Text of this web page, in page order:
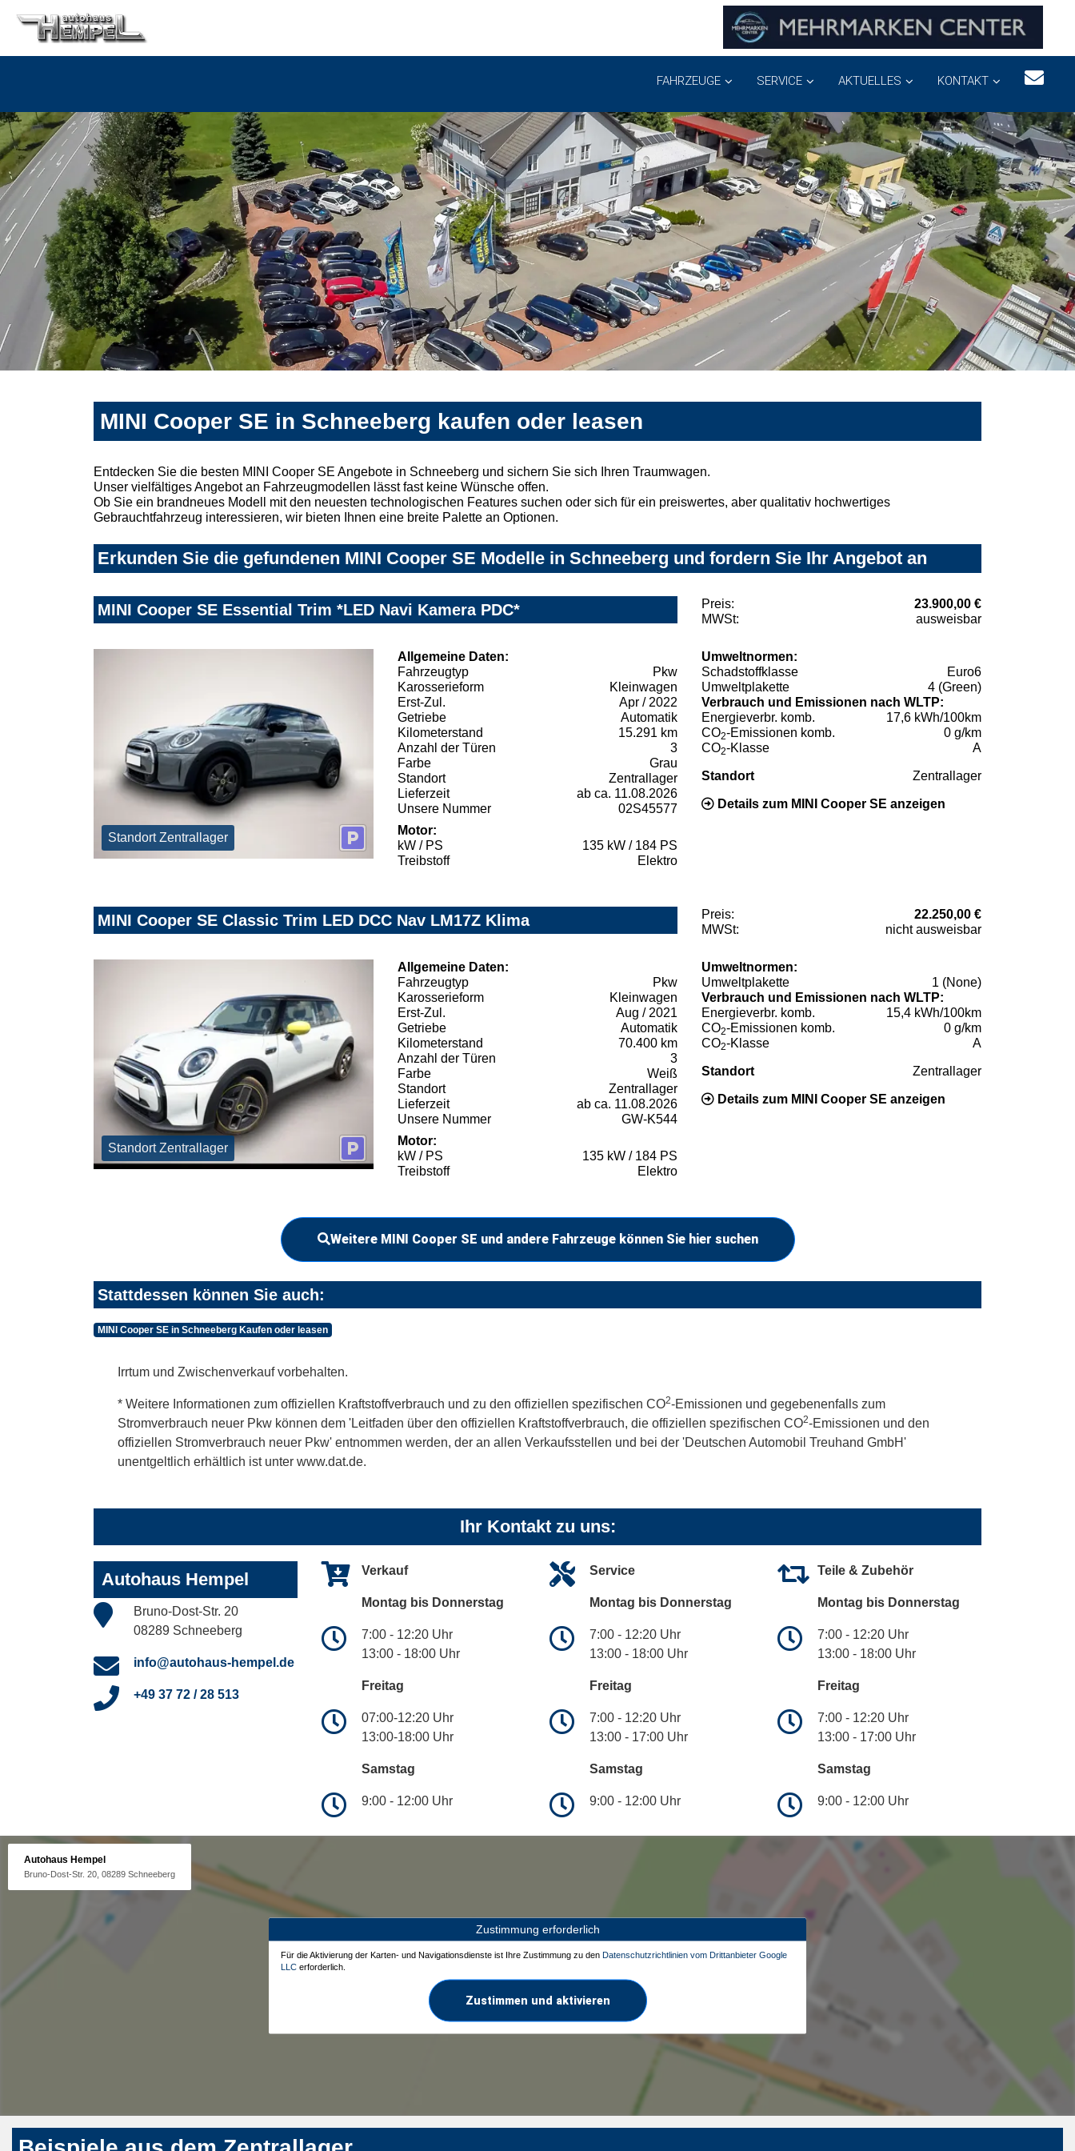
FAHRZEUGE SERVICE AKTUELLES KONTAKT
MINI Cooper SE in Schneeberg kaufen oder leasen
Entdecken Sie die besten MINI Cooper SE Angebote in Schneeberg und sichern Sie sich Ihren Traumwagen.
Unser vielfältiges Angebot an Fahrzeugmodellen lässt fast keine Wünsche offen.
Ob Sie ein brandneues Modell mit den neuesten technologischen Features suchen oder sich für ein preiswertes, aber qualitativ hochwertiges
Gebrauchtfahrzeug interessieren, wir bieten Ihnen eine breite Palette an Optionen.
Erkunden Sie die gefundenen MINI Cooper SE Modelle in Schneeberg und fordern Sie Ihr Angebot an
MINI Cooper SE Essential Trim *LED Navi Kamera PDC* Preis:
23.900,00 €
MWSt:
ausweisbar
Standort Zentrallager
Allgemeine Daten:
Fahrzeugtyp
Pkw
Karosserieform
Kleinwagen
Erst-Zul.
Apr / 2022
Getriebe
Automatik
Kilometerstand
15.291 km
Anzahl der Türen
3
Farbe
Grau
Standort
Zentrallager
Lieferzeit
ab ca. 11.08.2026
Unsere Nummer
02S45577
Motor:
kW / PS
135 kW / 184 PS
Treibstoff
Elektro
Umweltnormen:
Schadstoffklasse
Euro6
Umweltplakette
4 (Green)
Verbrauch und Emissionen nach WLTP:
Energieverbr. komb.
17,6 kWh/100km
CO2-Emissionen komb.
0 g/km
CO2-Klasse A
Standort Zentrallager
Details zum MINI Cooper SE anzeigen
MINI Cooper SE Classic Trim LED DCC Nav LM17Z Klima Preis:
22.250,00 €
MWSt:
nicht ausweisbar
Standort Zentrallager
Allgemeine Daten:
Fahrzeugtyp
Pkw
Karosserieform
Kleinwagen
Erst-Zul.
Aug / 2021
Getriebe
Automatik
Kilometerstand
70.400 km
Anzahl der Türen
3
Farbe
Weiß
Standort
Zentrallager
Lieferzeit
ab ca. 11.08.2026
Unsere Nummer
GW-K544
Motor:
kW / PS
135 kW / 184 PS
Treibstoff
Elektro
Umweltnormen:
Umweltplakette
1 (None)
Verbrauch und Emissionen nach WLTP:
Energieverbr. komb.
15,4 kWh/100km
CO2-Emissionen komb.
0 g/km
CO2-Klasse A
Standort Zentrallager
Details zum MINI Cooper SE anzeigen
Weitere MINI Cooper SE und andere Fahrzeuge können Sie hier suchen
Stattdessen können Sie auch:
MINI Cooper SE in Schneeberg Kaufen oder leasen
Irrtum und Zwischenverkauf vorbehalten.
* Weitere Informationen zum offiziellen Kraftstoffverbrauch und zu den offiziellen spezifischen CO2-Emissionen und gegebenenfalls zum
Stromverbrauch neuer Pkw können dem 'Leitfaden über den offiziellen Kraftstoffverbrauch, die offiziellen spezifischen CO2-Emissionen und den
offiziellen Stromverbrauch neuer Pkw' entnommen werden, der an allen Verkaufsstellen und bei der 'Deutschen Automobil Treuhand GmbH'
unentgeltlich erhältlich ist unter www.dat.de.
Ihr Kontakt zu uns:
Autohaus Hempel
Bruno-Dost-Str. 20
08289 Schneeberg
info@autohaus-hempel.de
+49 37 72 / 28 513
Verkauf
Montag bis Donnerstag
7:00 - 12:20 Uhr
13:00 - 18:00 Uhr
Freitag
07:00-12:20 Uhr
13:00-18:00 Uhr
Samstag
9:00 - 12:00 Uhr
Service
Montag bis Donnerstag
7:00 - 12:20 Uhr
13:00 - 18:00 Uhr
Freitag
7:00 - 12:20 Uhr
13:00 - 17:00 Uhr
Samstag
9:00 - 12:00 Uhr
Teile & Zubehör
Montag bis Donnerstag
7:00 - 12:20 Uhr
13:00 - 18:00 Uhr
Freitag
7:00 - 12:20 Uhr
13:00 - 17:00 Uhr
Samstag
9:00 - 12:00 Uhr
Autohaus Hempel
Bruno-Dost-Str. 20, 08289 Schneeberg
Zustimmung erforderlich
Für die Aktivierung der Karten- und Navigationsdienste ist Ihre Zustimmung zu den Datenschutzrichtlinien vom Drittanbieter Google
LLC erforderlich.
Zustimmen und aktivieren